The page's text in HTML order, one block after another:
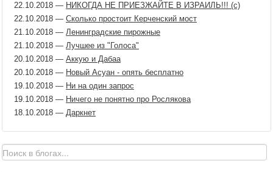
22.10.2018 — НИКОГДА НЕ ПРИЕЗЖАЙТЕ В ИЗРАИЛЬ!!! (с)
22.10.2018 — Сколько простоит Керченский мост
21.10.2018 — Ленинградские пирожные
21.10.2018 — Лучшее из "Голоса"
20.10.2018 — Аккую и Дабаа
20.10.2018 — Новый Асуан - опять бесплатно
19.10.2018 — Ни на один запрос
19.10.2018 — Ничего не понятно про Рослякова
18.10.2018 — Даркнет